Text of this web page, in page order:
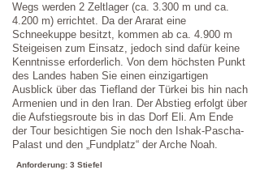
Wegs werden 2 Zeltlager (ca. 3.300 m und ca.
4.200 m) errichtet. Da der Ararat eine
Schneekuppe besitzt, kommen ab ca. 4.900 m
Steigeisen zum Einsatz, jedoch sind dafür keine
Kenntnisse erforderlich. Von dem höchsten Punkt
des Landes haben Sie einen einzigartigen
Ausblick über das Tiefland der Türkei bis hin nach
Armenien und in den Iran. Der Abstieg erfolgt über
die Aufstiegsroute bis in das Dorf Eli. Am Ende
der Tour besichtigen Sie noch den Ishak-Pascha-
Palast und den „Fundplatz“ der Arche Noah.
Anforderung: 3 Stiefel